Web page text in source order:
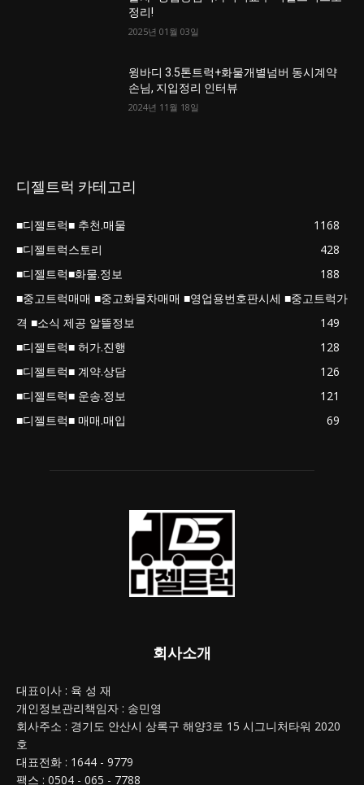
정리!
2025년 01월 03일
윙바디 3.5톤트럭+화물개별넘버 동시계약
손님, 지입정리 인터뷰
2024년 11월 18일
디젤트럭 카테고리
■디젤트럭■ 추천.매물
1168
■디젤트럭스토리
428
■디젤트럭■화물.정보
188
■중고트럭매매 ■중고화물차매매 ■영업용번호판시세 ■중고트럭가
격 ■소식 제공 알뜰정보
149
■디젤트럭■ 허가.진행
128
■디젤트럭■ 계약.상담
126
■디젤트럭■ 운송.정보
121
■디젤트럭■ 매매.매입
69
회사소개
대표이사 : 육 성 재
개인정보관리책임자 : 송민영
회사주소 : 경기도 안산시 상록구 해양3로 15 시그니처타워 2020
호
대표전화 : 1644 - 9779
팩스 : 0504 - 065 - 7788